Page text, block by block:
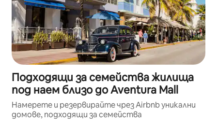
Подходящи за семейства жилища
под наем близо до Aventura Mall
Намерете и резервирайте чрез Airbnb уникални
домове, подходящи за семейства